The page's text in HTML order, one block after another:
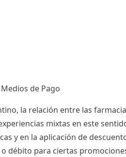
de Pago
la relación entre las
mixtas en este
y en la aplicación de
débito para ciertas